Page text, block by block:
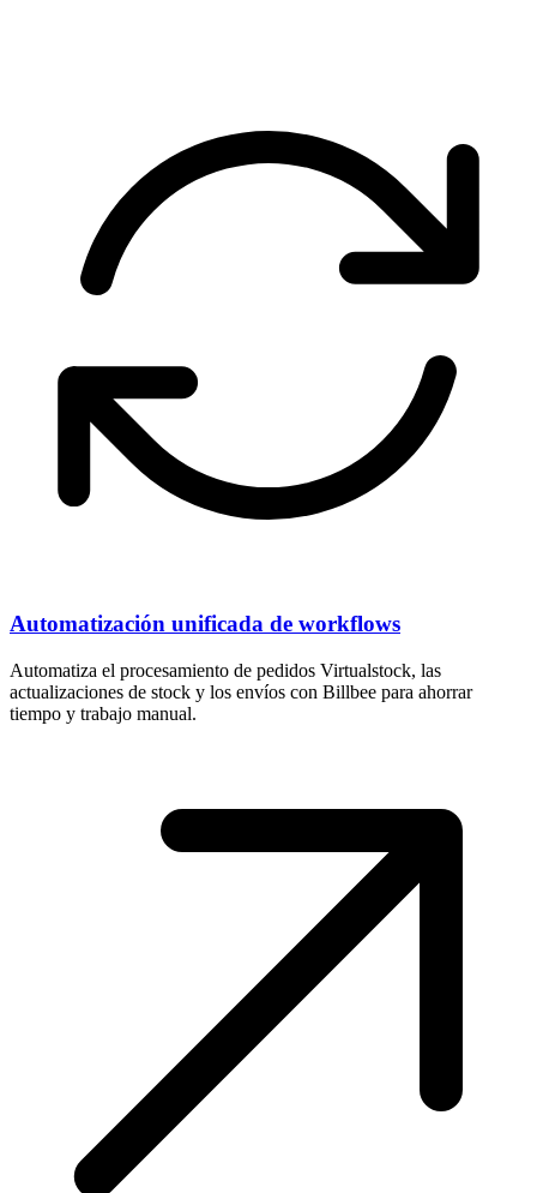
Automatización unificada de workflows
Automatiza el procesamiento de pedidos Virtualstock, las
actualizaciones de stock y los envíos con Billbee para ahorrar
tiempo y trabajo manual.